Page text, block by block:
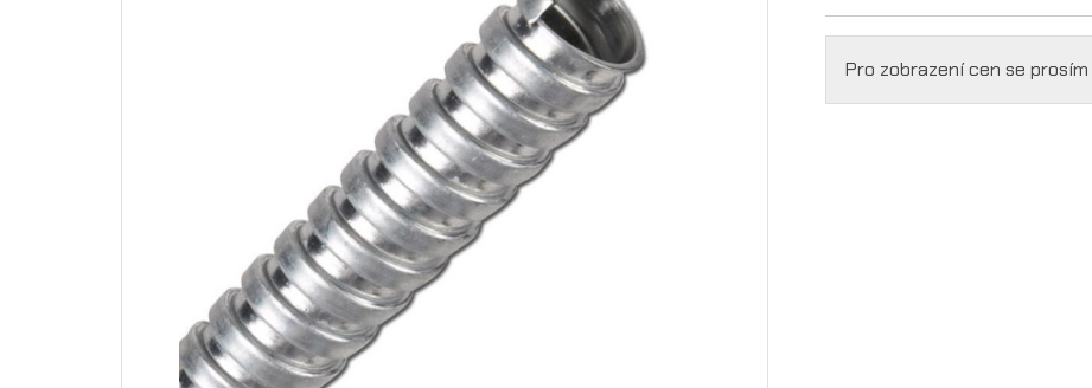
Pro zobrazení cen se prosím